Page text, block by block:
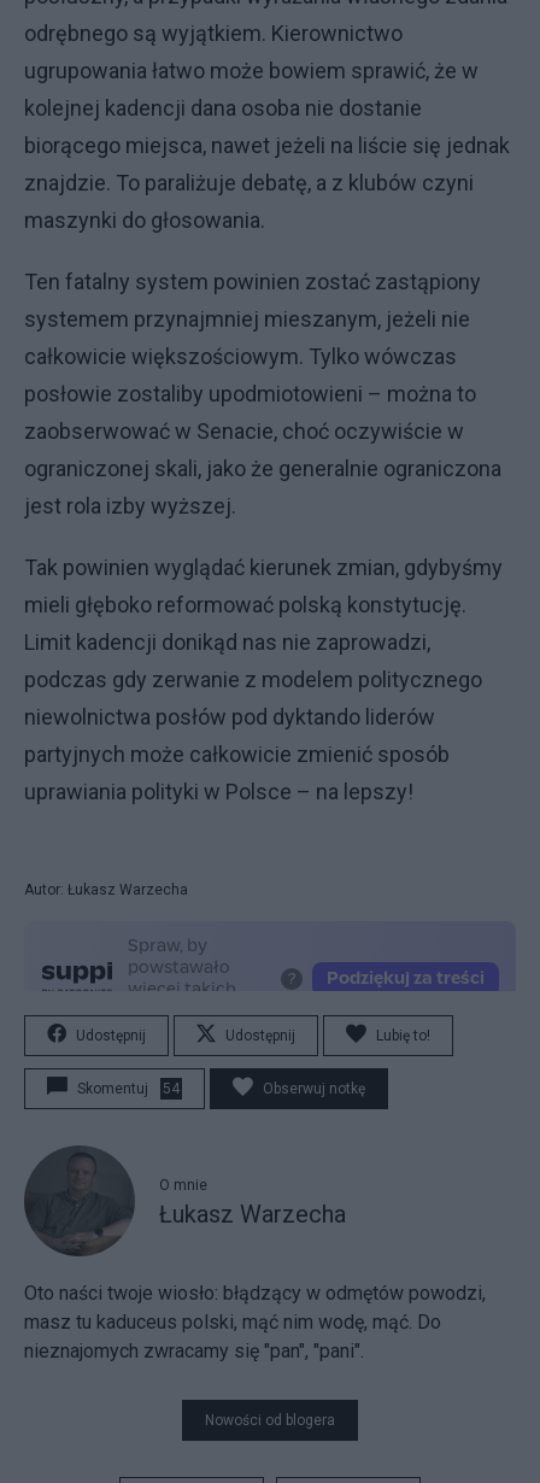
odrębnego są wyjątkiem. Kierownictwo
ugrupowania łatwo może bowiem sprawić, że w
kolejnej kadencji dana osoba nie dostanie
biorącego miejsca, nawet jeżeli na liście się jednak
znajdzie. To paraliżuje debatę, a z klubów czyni
maszynki do głosowania.
Ten fatalny system powinien zostać zastąpiony
systemem przynajmniej mieszanym, jeżeli nie
całkowicie większościowym. Tylko wówczas
posłowie zostaliby upodmiotowieni – można to
zaobserwować w Senacie, choć oczywiście w
ograniczonej skali, jako że generalnie ograniczona
jest rola izby wyższej.
Tak powinien wyglądać kierunek zmian, gdybyśmy
mieli głęboko reformować polską konstytucję.
Limit kadencji donikąd nas nie zaprowadzi,
podczas gdy zerwanie z modelem politycznego
niewolnictwa posłów pod dyktando liderów
partyjnych może całkowicie zmienić sposób
uprawiania polityki w Polsce – na lepszy!
Autor: Łukasz Warzecha
Udostępnij Udostępnij Lubię to!
Skomentuj 54 Obserwuj notkę
O mnie
Łukasz Warzecha
Oto naści twoje wiosło: błądzący w odmętów powodzi,
masz tu kaduceus polski, mąć nim wodę, mąć. Do
nieznajomych zwracamy się "pan", "pani".
Nowości od blogera